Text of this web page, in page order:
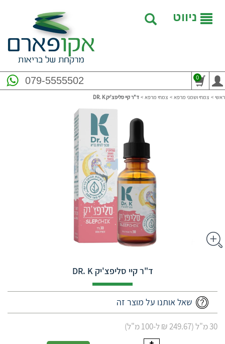
ניווט
079-5555502 0
ראשי > צמחי ושמני מרפא > צמחי מרפא > ד"ר קיי סליפצ'יק DR. K
ד"ר קיי סליפצ'יק DR. K
שאל אותנו על מוצר זה
30 מ"ל (249.67 ₪ ל-100 מ"ל)